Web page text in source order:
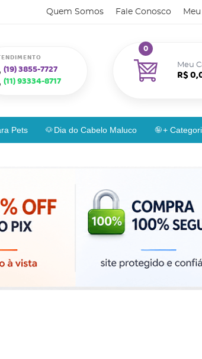
Quem Somos Fale Conosco
(19)3855-7727
(11)93334-8717
Meu
0
R$
Pets Dia do Cabelo Maluco +